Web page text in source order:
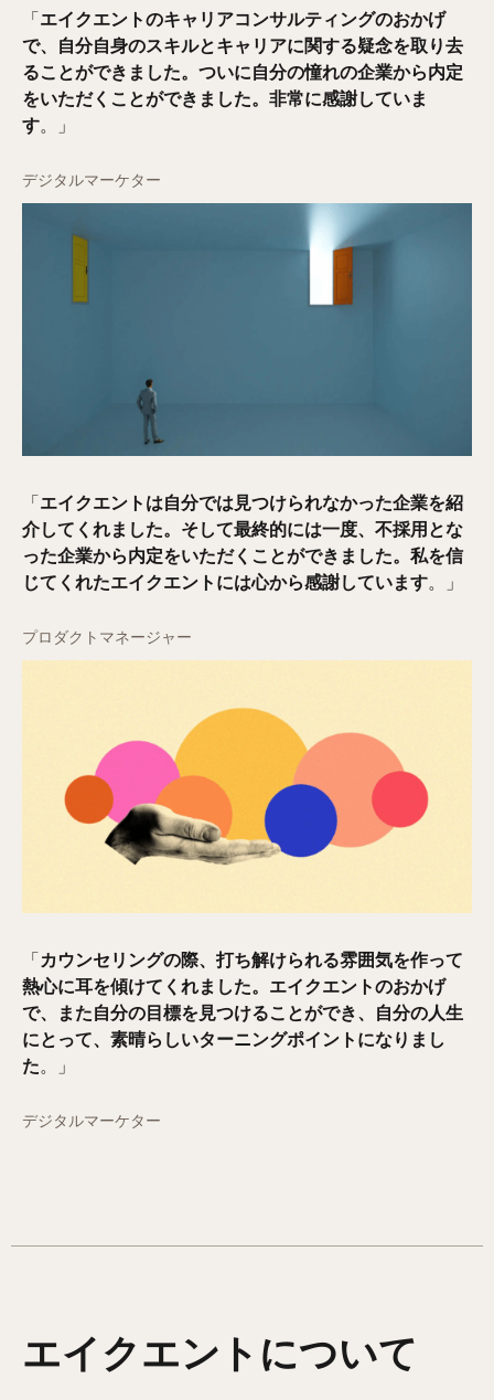
「エイクエントのキャリアコンサルティングのおかげ
で、自分自身のスキルとキャリアに関する疑念を取り去
ることができました。ついに自分の憧れの企業から内定
をいただくことができました。非常に感謝していま
す。」
デジタルマーケター
「エイクエントは自分では見つけられなかった企業を紹
介してくれました。そして最終的には一度、不採用とな
った企業から内定をいただくことができました。私を信
じてくれたエイクエントには心から感謝しています。」
プロダクトマネージャー
「カウンセリングの際、打ち解けられる雰囲気を作って
熱心に耳を傾けてくれました。エイクエントのおかげ
で、また自分の目標を見つけることができ、自分の人生
にとって、素晴らしいターニングポイントになりまし
た。」
デジタルマーケター
エイクエントについて